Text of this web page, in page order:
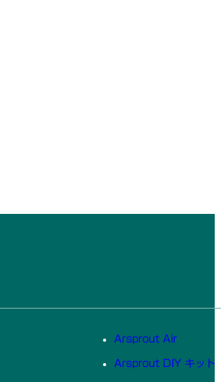
Arsprout Air
Arsprout DIY キット